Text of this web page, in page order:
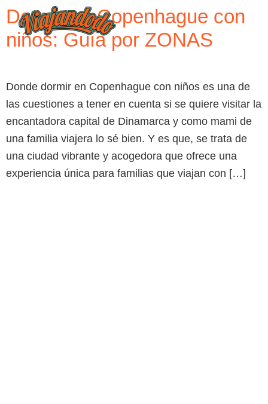
Dormir en Copenhague con
niños: Guía por ZONAS
Donde dormir en Copenhague con niños es una de
las cuestiones a tener en cuenta si se quiere visitar la
encantadora capital de Dinamarca y como mami de
una familia viajera lo sé bien. Y es que, se trata de
una ciudad vibrante y acogedora que ofrece una
experiencia única para familias que viajan con […]